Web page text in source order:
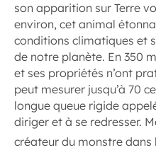
son apparition sur Terre
environ, cet animal
conditions climatiques et
de notre planète. En 350
et ses propriétés n’ont
peut mesurer jusqu’à 70
longue queue rigide
diriger et à se redresser.
créateur du monstre dans